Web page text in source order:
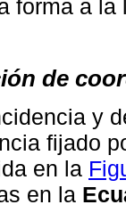
forma a
de
y
fijado
en la
en la